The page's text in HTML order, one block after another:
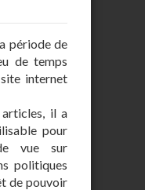
période de
de temps
internet
il a
pour
vue sur
politiques
de pouvoir